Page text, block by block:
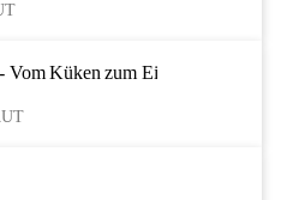
Vom Küken zum Ei